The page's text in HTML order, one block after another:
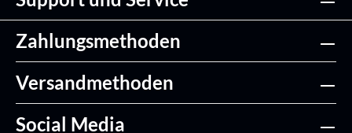
Zahlungsmethoden
Versandmethoden
Social Media